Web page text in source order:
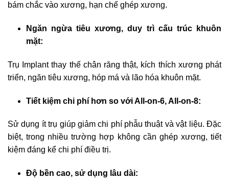
bám chắc vào xương, hạn chế ghép xương.
Ngăn ngừa tiêu xương, duy trì cấu trúc khuôn
mặt:
Trụ Implant thay thế chân răng thật, kích thích xương phát
triển, ngăn tiêu xương, hóp má và lão hóa khuôn mặt.
Tiết kiệm chi phí hơn so với All-on-6, All-on-8:
Sử dụng ít trụ giúp giảm chi phí phẫu thuật và vật liệu. Đặc
biệt, trong nhiều trường hợp không cần ghép xương, tiết
kiệm đáng kể chi phí điều trị.
Độ bền cao, sử dụng lâu dài: